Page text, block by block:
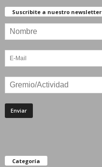
Suscribite a nuestro newsletter
Categoría